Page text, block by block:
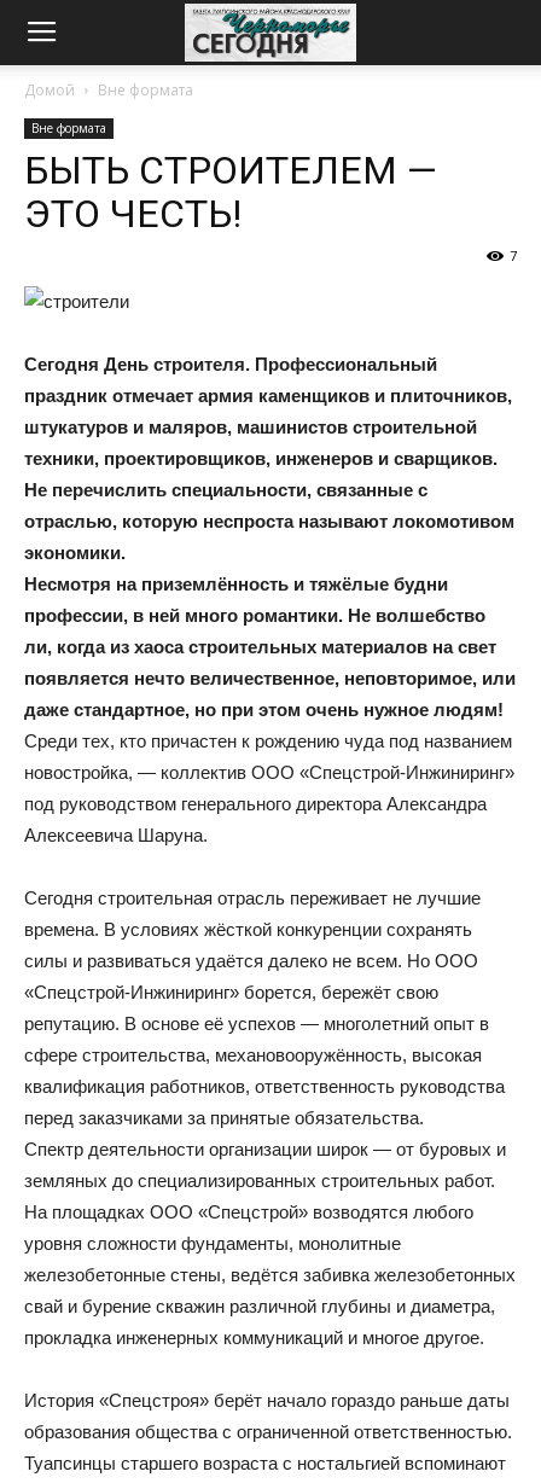
Домой Вне формата
Вне формата
БЫТЬ СТРОИТЕЛЕМ —
ЭТО ЧЕСТЬ!
7
Сегодня День строителя. Профессиональный
праздник отмечает армия каменщиков и плиточников,
штукатуров и маляров, машинистов строительной
техники, проектировщиков, инженеров и сварщиков.
Не перечислить специальности, связанные с
отраслью, которую неспроста называют локомотивом
экономики.
Несмотря на приземлённость и тяжёлые будни
профессии, в ней много романтики. Не волшебство
ли, когда из хаоса строительных материалов на свет
появляется нечто величественное, неповторимое, или
даже стандартное, но при этом очень нужное людям!
Среди тех, кто причастен к рождению чуда под названием
новостройка, — коллектив ООО «Спецстрой-Инжиниринг»
под руководством генерального директора Александра
Алексеевича Шаруна.
Сегодня строительная отрасль переживает не лучшие
времена. В условиях жёсткой конкуренции сохранять
силы и развиваться удаётся далеко не всем. Но ООО
«Спецстрой-Инжиниринг» борется, бережёт свою
репутацию. В основе её успехов — многолетний опыт в
сфере строительства, механовооружённость, высокая
квалификация работников, ответственность руководства
перед заказчиками за принятые обязательства.
Спектр деятельности организации широк — от буровых и
земляных до специализированных строительных работ.
На площадках ООО «Спецстрой» возводятся любого
уровня сложности фундаменты, монолитные
железобетонные стены, ведётся забивка железобетонных
свай и бурение скважин различной глубины и диаметра,
прокладка инженерных коммуникаций и многое другое.
История «Спецстроя» берёт начало гораздо раньше даты
образования общества с ограниченной ответственностью.
Туапсинцы старшего возраста с ностальгией вспоминают